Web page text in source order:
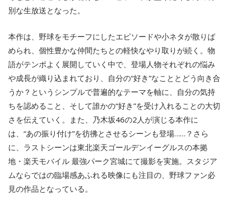
別な生放送となった。
本作は、野球をモチーフにしたエピソードや小ネタが散りば
められ、個性豊かな仲間たちとの軽快なやり取りが続く。物
語がテンポよく展開していく中で、登場人物それぞれの悩み
や成長が織り込まれており、自分の“好き”なこととどう向き合
うか？というシンプルで普遍的なテーマを軸に、自分の気持
ちを認めること、そして誰かの“好き”を受け入れることの大切
さを伝えていく。また、乃木坂46の2人が演じる本作に
は、“あの振り付け”を彷彿とさせるシーンも登場……？さら
に、ラストシーンは東北楽天ゴールデンイーグルスの本拠
地・楽天モバイル 最強パーク宮城にて撮影を実施。スタジア
ムならではの臨場感あふれる映像にも注目の、野球ファン必
見の作品となっている。